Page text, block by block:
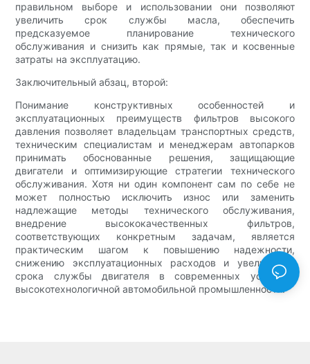
правильном выборе и использовании они позволяют
увеличить срок службы масла, обеспечить
предсказуемое планирование технического
обслуживания и снизить как прямые, так и косвенные
затраты на эксплуатацию.
Заключительный абзац, второй:
Понимание конструктивных особенностей и
эксплуатационных преимуществ фильтров высокого
давления позволяет владельцам транспортных средств,
техническим специалистам и менеджерам автопарков
принимать обоснованные решения, защищающие
двигатели и оптимизирующие стратегии технического
обслуживания. Хотя ни один компонент сам по себе не
может полностью исключить износ или заменить
надлежащие методы технического обслуживания,
внедрение высококачественных фильтров,
соответствующих конкретным задачам, является
практическим шагом к повышению надежности,
снижению эксплуатационных расходов и увеличению
срока службы двигателя в современных условиях
высокотехнологичной автомобильной промышленности.